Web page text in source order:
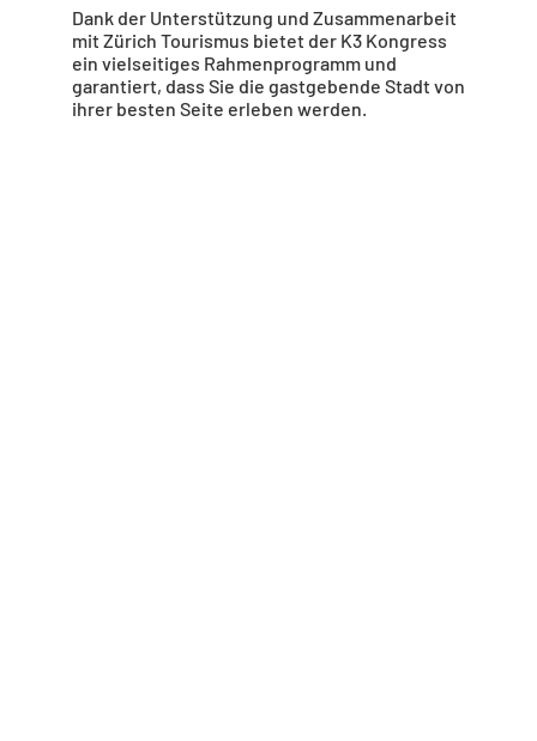
Dank der Unterstützung und Zusammenarbeit
mit Zürich Tourismus bietet der K3 Kongress
ein vielseitiges Rahmenprogramm und
garantiert, dass Sie die gastgebende Stadt von
ihrer besten Seite erleben werden.